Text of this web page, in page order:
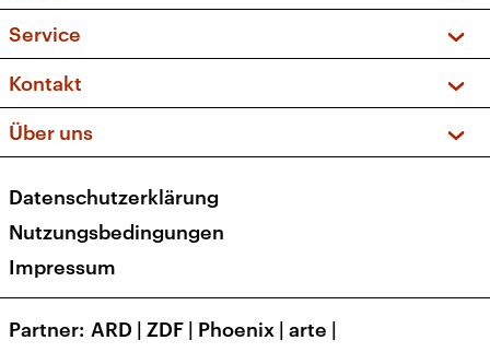
Sendungen und Podcasts
Musikliste
Kakadu – Das Kinderprogramm
Frequenzen (UKW + DAB+)
Service
FAQ
Apps
Newsletter
Kontakt
Social Media
Über uns
Presse
Karriere
Transparenz
Datenschutzerklärung
Nutzungsbedingungen
Impressum
Partner ARD | ZDF | Phoenix | arte |